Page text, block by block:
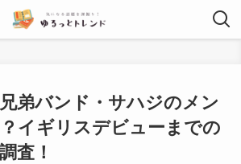
弟バンド・サハジのメン
イギリスデビューまでの
査！